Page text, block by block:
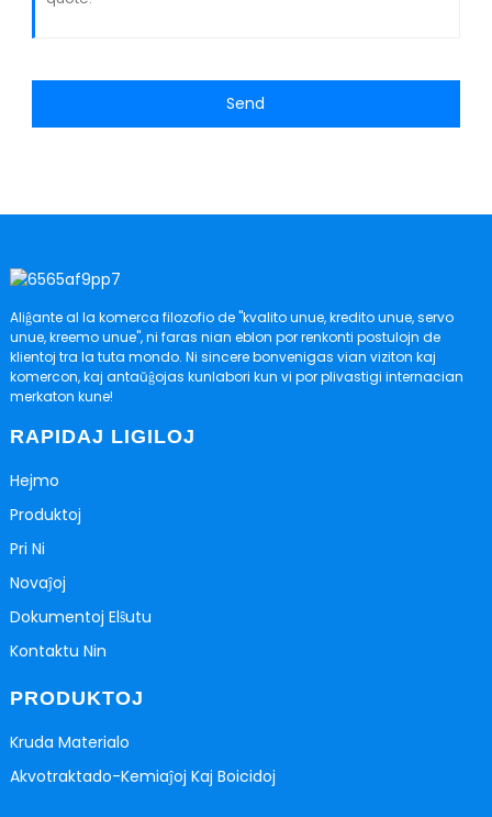
Send
Aliĝante al la komerca filozofio de "kvalito unue, kredito unue, servo
unue, kreemo unue", ni faras nian eblon por renkonti postulojn de
klientoj tra la tuta mondo. Ni sincere bonvenigas vian viziton kaj
komercon, kaj antaŭĝojas kunlabori kun vi por plivastigi internacian
merkaton kune!
RAPIDAJ LIGILOJ
Hejmo
Produktoj
Pri Ni
Novaĵoj
Dokumentoj Elŝutu
Kontaktu Nin
PRODUKTOJ
Kruda Materialo
Akvotraktado-Kemiaĵoj Kaj Boicidoj